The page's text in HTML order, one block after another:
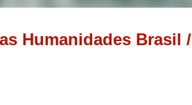
Humanidades Brasil /